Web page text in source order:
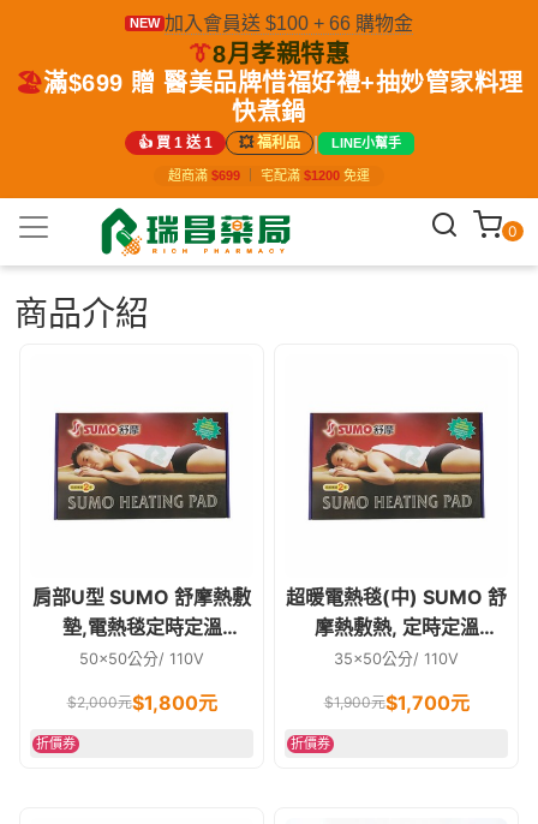
NEW 加入會員送 $100 + 66 購物金
👔8月孝親特惠
🏖️滿$699 贈 醫美品牌惜福好禮+抽妙管家料理
快煮鍋
👍 買 1 送 1 💥福利品 | LINE小幫手
超商滿 $699 宅配滿 $1200 免運
0
商品介紹
肩部U型 SUMO 舒摩熱敷
墊,電熱毯定時定溫
20*20英吋
50x50公分/ 110V
$2,000元$1,800元
折價券
超暖電熱毯(中) SUMO 舒
摩熱敷熱, 定時定溫
14*20英吋
35x50公分/ 110V
$1,900元$1,700元
折價券